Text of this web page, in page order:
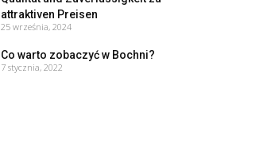
attraktiven Preisen
25 września, 2024
Co warto zobaczyć w Bochni?
7 stycznia, 2022